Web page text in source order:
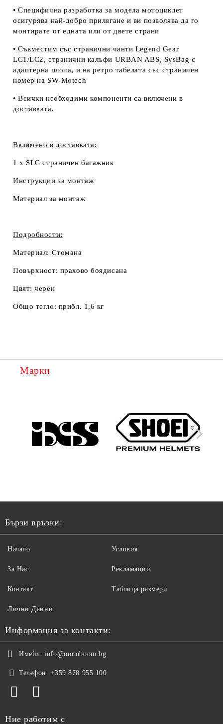
• Специфична разработка за модела мотоциклет
осигурява най-добро прилягане и ви позволява да го
монтирате от едната или от двете страни
• Съвместим със странични чанти Legend Gear
LC1/LC2, странични калъфи URBAN ABS, SysBag с
адаптерна плоча, и на ретро табелата със страничен
номер на SW-Motech
• Всички необходими компоненти са включени в
доставката.
Включено в доставката:
1 x SLC страничен багажник
Инструкции за монтаж
Материал за монтаж
Подробности:
Материал: Стомана
Повърхност: прахово боядисана
Цвят:черен
Общо тегло: прибл. 1,6 кг
Марки
Бързи връзки:
Начало
За Нас
Контакт
Лични Данни
Условия
Рекламации
Таблица размери
Информация за контакти:
Имейл: info@motoboom.bg
Телефон: +359 878 955 100
Ние работим с